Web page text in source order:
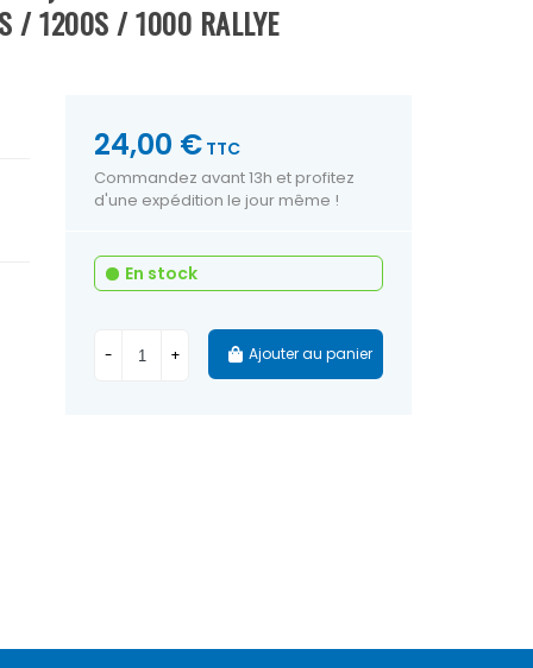
/ 1200S / 1000 RALLYE
24,00 € TTC
Commandez avant 13h et profitez
d'une expédition le jour même !
En stock
- + Ajouter au panier